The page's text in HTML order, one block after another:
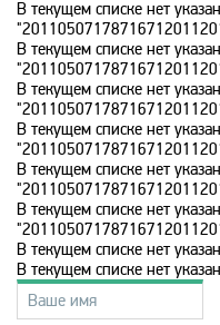
History
History 2
Hollywood
ICTV
В текущем списке нет
В текущем списке нет
В текущем списке нет
В текущем списке нет
В текущем списке нет
В текущем списке нет
В текущем списке нет
В текущем списке нет